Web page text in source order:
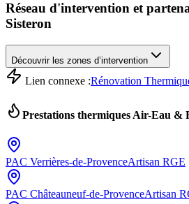
Réseau d'intervention et
Sisteron
Découvrir les zones d’intervention
Lien connexe :Rénovation
Prestations thermiques Air-Eau &
PAC Verrières-de-ProvenceArtisan RGE
PAC Châteauneuf-de-ProvenceArtisan